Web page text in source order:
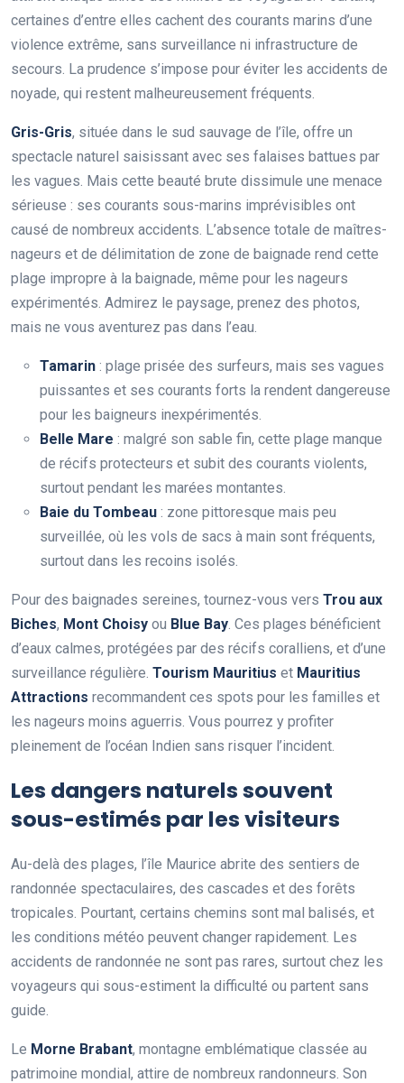
certaines d’entre elles cachent des courants marins d’une
violence extrême, sans surveillance ni infrastructure de
secours. La prudence s’impose pour éviter les accidents de
noyade, qui restent malheureusement fréquents.
Gris-Gris, située dans le sud sauvage de l’île, offre un
spectacle naturel saisissant avec ses falaises battues par
les vagues. Mais cette beauté brute dissimule une menace
sérieuse : ses courants sous-marins imprévisibles ont
causé de nombreux accidents. L’absence totale de maîtres-
nageurs et de délimitation de zone de baignade rend cette
plage impropre à la baignade, même pour les nageurs
expérimentés. Admirez le paysage, prenez des photos,
mais ne vous aventurez pas dans l’eau.
Tamarin : plage prisée des surfeurs, mais ses vagues
puissantes et ses courants forts la rendent dangereuse
pour les baigneurs inexpérimentés.
Belle Mare : malgré son sable fin, cette plage manque
de récifs protecteurs et subit des courants violents,
surtout pendant les marées montantes.
Baie du Tombeau : zone pittoresque mais peu
surveillée, où les vols de sacs à main sont fréquents,
surtout dans les recoins isolés.
Pour des baignades sereines, tournez-vous vers Trou aux
Biches, Mont Choisy ou Blue Bay. Ces plages bénéficient
d’eaux calmes, protégées par des récifs coralliens, et d’une
surveillance régulière. Tourism Mauritius et Mauritius
Attractions recommandent ces spots pour les familles et
les nageurs moins aguerris. Vous pourrez y profiter
pleinement de l’océan Indien sans risquer l’incident.
Les dangers naturels souvent
sous-estimés par les visiteurs
Au-delà des plages, l’île Maurice abrite des sentiers de
randonnée spectaculaires, des cascades et des forêts
tropicales. Pourtant, certains chemins sont mal balisés, et
les conditions météo peuvent changer rapidement. Les
accidents de randonnée ne sont pas rares, surtout chez les
voyageurs qui sous-estiment la difficulté ou partent sans
guide.
Le Morne Brabant, montagne emblématique classée au
patrimoine mondial, attire de nombreux randonneurs. Son